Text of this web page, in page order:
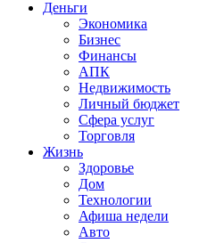
Деньги
Экономика
Бизнес
Финансы
АПК
Недвижимость
Личный бюджет
Сфера услуг
Торговля
Жизнь
Здоровье
Дом
Технологии
Афиша недели
Авто